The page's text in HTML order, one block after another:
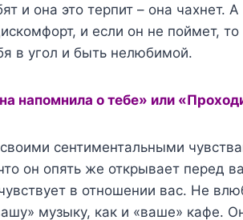
и она это терпит – она чахнет.
и если он не поймет,
в угол и быть нелюбимой.
напомнила о тебе» или
сентиментальными
он опять же открывает перед
в отношении вас. Не
музыку, как и «ваше» кафе.